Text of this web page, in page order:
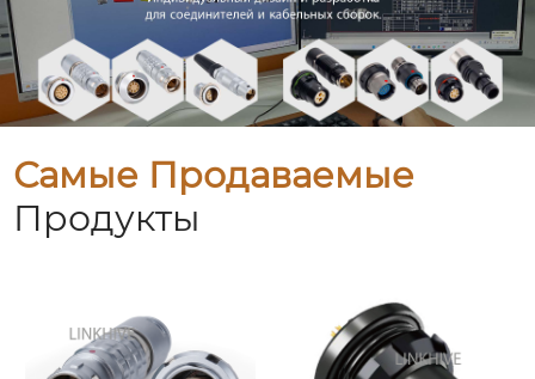
Самые Продаваемые
Продукты